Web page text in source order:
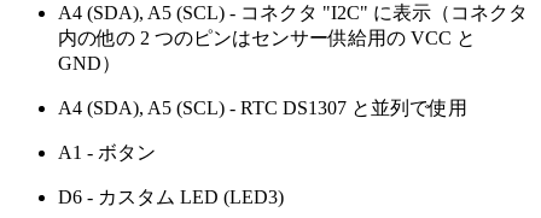
A4 (SDA), A5 (SCL) - コネクタ "I2C" に表示（コネクタ
内の他の 2 つのピンはセンサー供給用の VCC と
GND）
A4 (SDA), A5 (SCL) - RTC DS1307 と並列で使用
A1 - ボタン
D6 - カスタム LED (LED3)